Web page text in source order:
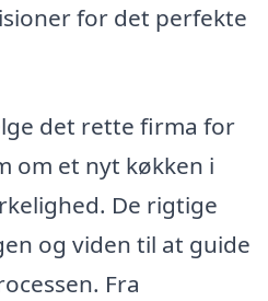
for det perfekte
det rette firma for
om et nyt køkken i
De rigtige
og viden til at guide
Fra